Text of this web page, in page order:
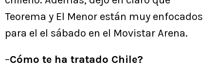
Teorema y El Menor están muy enfocados
para el el sábado en el Movistar Arena.
–Cómo te ha tratado Chile?